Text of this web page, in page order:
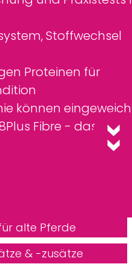
Stoffwechsel
Proteinen für
können
Fibre - das ist
alte Pferde
& -zusätze